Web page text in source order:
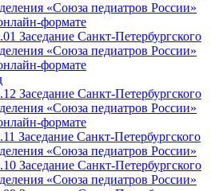
«Союза педиатров России»
формате
Заседание Санкт-Петербургского
«Союза педиатров России»
формате
Заседание Санкт-Петербургского
«Союза педиатров России»
формате
Заседание Санкт-Петербургского
«Союза педиатров России»
Заседание Санкт-Петербургского
«Союза педиатров России»